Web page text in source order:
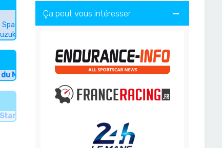
Spa
du Nürburgring
Le Mans
Ça peut vous intéresser